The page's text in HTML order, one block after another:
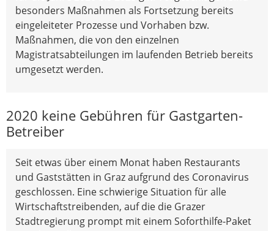
besonders Maßnahmen als Fortsetzung bereits
eingeleiteter Prozesse und Vorhaben bzw.
Maßnahmen, die von den einzelnen
Magistratsabteilungen im laufenden Betrieb bereits
umgesetzt werden.
2020 keine Gebühren für Gastgarten-
Betreiber
Seit etwas über einem Monat haben Restaurants
und Gaststätten in Graz aufgrund des Coronavirus
geschlossen. Eine schwierige Situation für alle
Wirtschaftstreibenden, auf die die Grazer
Stadtregierung prompt mit einem Soforthilfe-Paket